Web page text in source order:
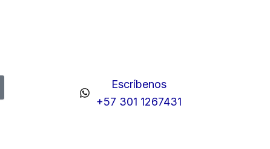
Escríbenos
+57 301 1267431